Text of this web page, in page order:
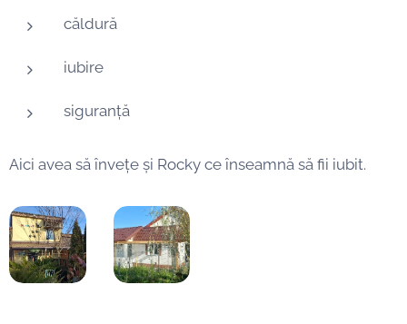
căldură
iubire
siguranță
Aici avea să învețe și Rocky ce înseamnă să fii iubit.